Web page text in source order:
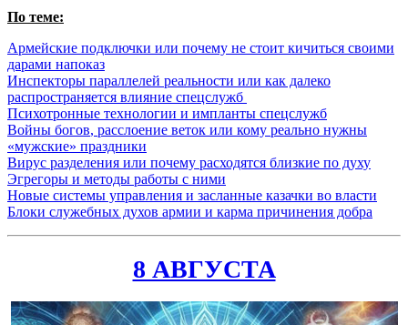
По теме:
Армейские подключки или почему не стоит кичиться своими
дарами напоказ
Инспекторы параллелей реальности или как далеко
распространяется влияние спецслужб
Психотронные технологии и импланты спецслужб
Войны богов, расслоение веток или кому реально нужны
«мужские» праздники
Вирус разделения или почему расходятся близкие по духу
Эгрегоры и методы работы с ними
Новые системы управления и засланные казачки во власти
Блоки служебных духов армии и карма причинения добра
8 АВГУСТА